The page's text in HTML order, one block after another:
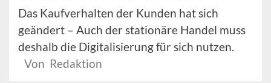
Das Kaufverhalten der Kunden hat sich
geändert – Auch der stationäre Handel muss
deshalb die Digitalisierung für sich nutzen.
Von Redaktion